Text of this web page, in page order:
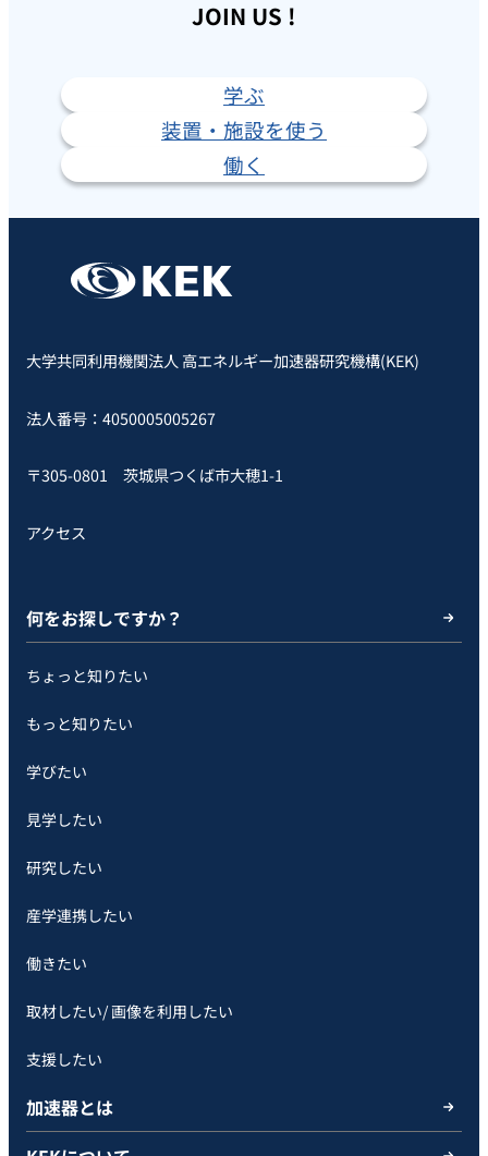
JOIN US !
学ぶ
装置・施設を使う
働く
大学共同利用機関法人 高エネルギー加速器研究機構(KEK)
法人番号：4050005005267
〒305-0801 茨城県つくば市大穂1-1
アクセス
何をお探しですか？
ちょっと知りたい
もっと知りたい
学びたい
見学したい
研究したい
産学連携したい
働きたい
取材したい/ 画像を利用したい
支援したい
加速器とは